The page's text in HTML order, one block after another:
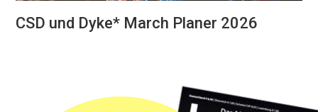
CSD und Dyke* March Planer 2026